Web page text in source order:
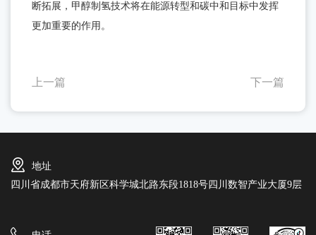
断拓展，甲醇制氢技术将在能源转型和碳中和目标中发挥
更加重要的作用。
上一篇 下一篇
地址
四川省成都市天府新区科学城北路东段1818号四川数智产业大厦9层